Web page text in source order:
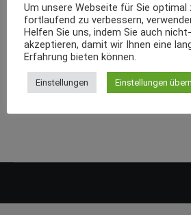
Um unsere Webseite für Sie optimal
fortlaufend zu verbessern,
Helfen Sie uns, indem Sie auch
akzeptieren, damit wir Ihnen eine
Erfahrung bieten können.
Einstellungen Einstellungen